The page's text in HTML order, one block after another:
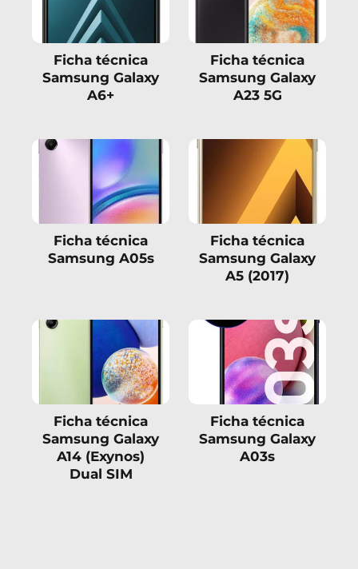
Ficha técnica
Samsung Galaxy
A6+
Ficha técnica
Samsung Galaxy
A23 5G
Ficha técnica
Samsung A05s
Ficha técnica
Samsung Galaxy
A5 (2017)
Ficha técnica
Samsung Galaxy
A14 (Exynos)
Dual SIM
Ficha técnica
Samsung Galaxy
A03s